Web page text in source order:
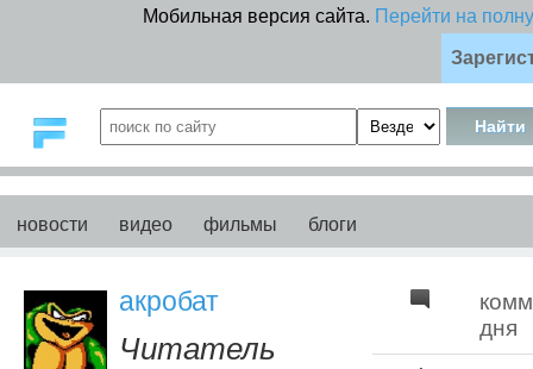
Мобильная версия сайта. Перейти на
новости видео фильмы блоги
дня
акробат
Читатель